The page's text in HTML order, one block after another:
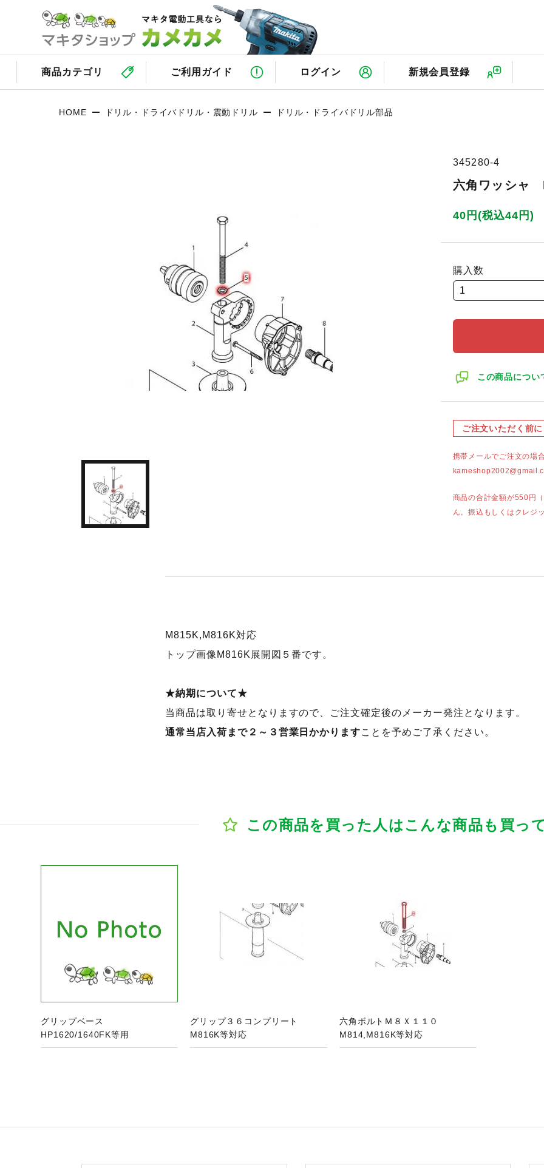
商品カテゴリ ご利用ガイド ログイン 新規会員登録
HOME ドリル・ドライバドリル・震動ドリル ドリル・ドライバドリル部品
345280-4
六角ワッシャ
40円(税込44円)
購入数
この商品につい
ご注文いただく前に
携帯メールでご注文の場
商品の合計金額が550円
ん。振込もしくはクレジ
M815K,M816K対応
トップ画像M816K展開図５番です。
★納期について★
当商品は取り寄せとなりますので、ご注文確定後のメーカー発注となります。
通常当店入荷まで２～３営業日かかりますことを予めご了承ください。
この商品を買った人はこんな商品も買っ
グリップベース
HP1620/1640FK等用
グリップ３６コンプリート
M816K等対応
六角ボルトＭ８Ｘ１１０
M814,M816K等対応